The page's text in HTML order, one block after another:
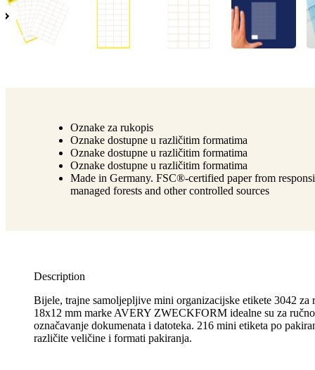
Oznake za rukopis
Oznake dostupne u različitim formatima
Oznake dostupne u različitim formatima
Oznake dostupne u različitim formatima
Made in Germany. FSC®-certified paper from
managed forests and other controlled sources
Description
Bijele, trajne samoljepljive mini organizacijske etikete 3042 za
18x12 mm marke AVERY ZWECKFORM idealne su za
označavanje dokumenata i datoteka. 216 mini etiketa po
različite veličine i formati pakiranja.